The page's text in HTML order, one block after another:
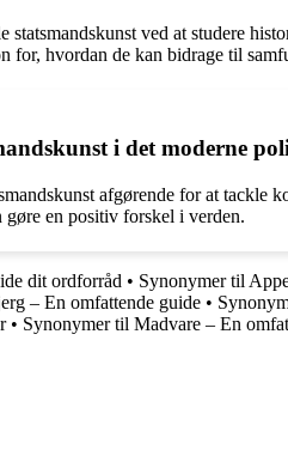
ved at studere
for, hvordan de kan bidrage til
i det moderne
afgørende for at
en positiv forskel i verden.
dit ordforråd • Synonymer til
– En omfattende guide •
• Synonymer til Madvare – En